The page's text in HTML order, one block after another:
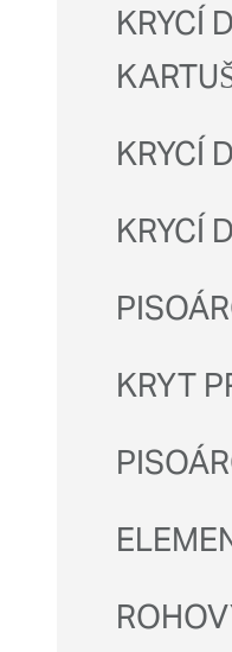
KRYCÍ
KRYCÍ
KRYCÍ
KRYT